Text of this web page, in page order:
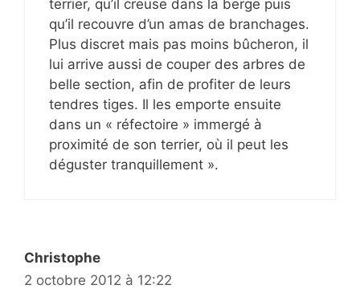
terrier, qu’il creuse dans la berge puis
qu’il recouvre d’un amas de branchages.
Plus discret mais pas moins bûcheron, il
lui arrive aussi de couper des arbres de
belle section, afin de profiter de leurs
tendres tiges. Il les emporte ensuite
dans un « réfectoire » immergé à
proximité de son terrier, où il peut les
déguster tranquillement ».
Christophe
2 octobre 2012 à 12:22